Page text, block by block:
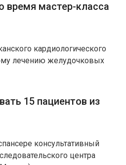
время мастер-класса
кардиологического
лечению желудочковых
15 пациентов из
консультативный
центра